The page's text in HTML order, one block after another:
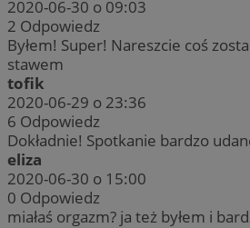
2020-06-30 o 09:03
2 Odpowiedz
Byłem! Super! Nareszcie coś
stawem
tofik
2020-06-29 o 23:36
6 Odpowiedz
Dokładnie! Spotkanie bardzo
eliza
2020-06-30 o 15:00
0 Odpowiedz
miałaś orgazm? ja też byłem i